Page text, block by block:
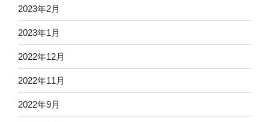
2023年2月
2023年1月
2022年12月
2022年11月
2022年9月